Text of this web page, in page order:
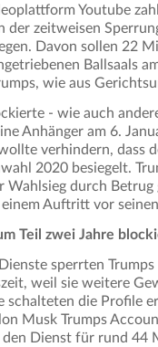
Youtube
der zeitweisen
Davon sollen 22
Ballsaals
wie aus
- wie auch
Anhänger am 6.
verhindern, dass
2020 besiegelt.
Wahlsieg durch
Auftritt vor
Teil zwei Jahre
sperrten
weil sie weitere
schalteten die Profile
Musk Trumps
den Dienst für rund 44